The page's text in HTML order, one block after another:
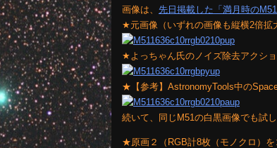
画像は、 先日掲載した「満月時の
★元画像（いずれの画像も縦横2倍拡
★よっちゃん氏のノイズ除去アクシ
★【参考】AstronomyTools中の
続いて、同じM51の白黒画像でも試し
★原画２（RGB計8枚（モノクロ）を